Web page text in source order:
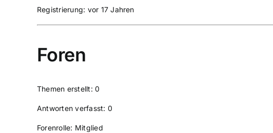
Registrierung: vor 17 Jahren
Foren
Themen erstellt: 0
Antworten verfasst: 0
Forenrolle: Mitglied